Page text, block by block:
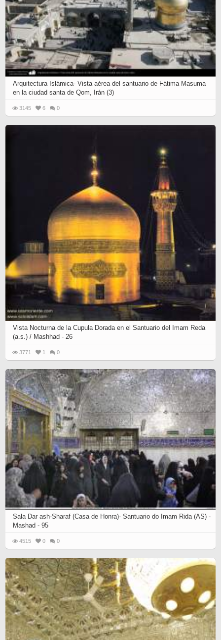
Arquitectura Islámica- Vista aérea del santuario de Fátima Masuma
en la ciudad santa de Qom, Irán (3)
3145 6 0
Vista Nocturna de la Cupula Dorada en el Santuario del Imam Reda
(a.s.) / Mashhad - 26
3771 1 0
Sala Dar ash-Sharaf (Casa de Honra)- Santuario do Imam Rida (AS) -
Mashad - 95
4515 0 0